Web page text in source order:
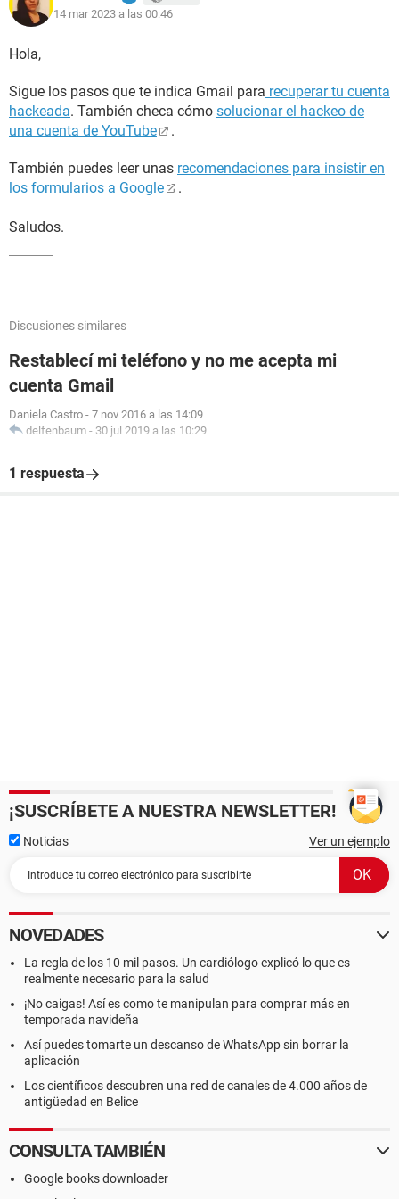
14 mar 2023 a las 00:46
Hola,
Sigue los pasos que te indica Gmail para recuperar tu cuenta
hackeada. También checa cómo solucionar el hackeo de
una cuenta de YouTube
.
También puedes leer unas recomendaciones para insistir en
los formularios a Google
.
Saludos.
Discusiones similares
Restablecí mi teléfono y no me acepta mi
cuenta Gmail
Daniela Castro - 7 nov 2016 a las 14:09
delfenbaum - 30 jul 2019 a las 10:29
1 respuesta
¡SUSCRÍBETE A NUESTRA NEWSLETTER!
Noticias Ver un ejemplo
NOVEDADES
La regla de los 10 mil pasos. Un cardiólogo explicó lo que es
realmente necesario para la salud
¡No caigas! Así es como te manipulan para comprar más en
temporada navideña
Así puedes tomarte un descanso de WhatsApp sin borrar la
aplicación
Los científicos descubren una red de canales de 4.000 años de
antigüedad en Belice
CONSULTA TAMBIÉN
Google books downloader